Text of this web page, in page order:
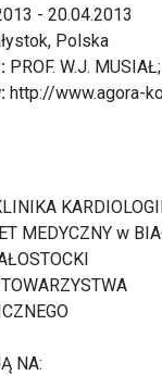
- 20.04.2013
Polska
PROF. W.J.
http://www.agora-
MEDYCZNY w
NA: